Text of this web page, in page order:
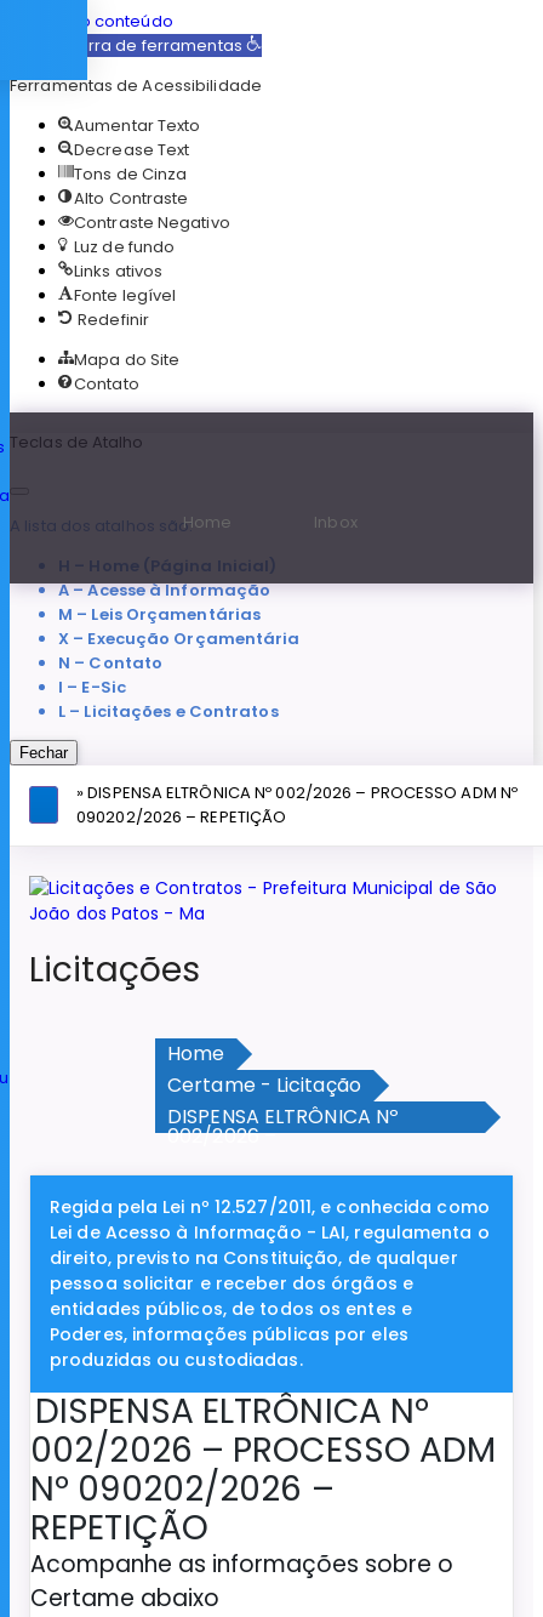
Acessar o conteúdo
Abrir a barra de ferramentas
Ferramentas de Acessibilidade
Aumentar Texto
Decrease Text
Tons de Cinza
Alto Contraste
Contraste Negativo
Luz de fundo
Links ativos
Fonte legível
Redefinir
Mapa do Site
Contato
» DISPENSA ELTRÔNICA Nº 002/2026 – PROCESSO ADM Nº
090202/2026 – REPETIÇÃO
Licitações
Home
Certame - Licitação
DISPENSA ELTRÔNICA Nº
002/2026 –
Regida pela Lei nº 12.527/2011, e conhecida como
Lei de Acesso à Informação - LAI, regulamenta o
direito, previsto na Constituição, de qualquer
pessoa solicitar e receber dos órgãos e
entidades públicos, de todos os entes e
Poderes, informações públicas por eles
produzidas ou custodiadas.
DISPENSA ELTRÔNICA Nº
002/2026 – PROCESSO ADM
Nº 090202/2026 –
REPETIÇÃO
Acompanhe as informações sobre o
Certame abaixo
Teclas de Atalho
A lista dos atalhos são:
H – Home (Página Inicial)
A – Acesse à Informação
M – Leis Orçamentárias
X – Execução Orçamentária
N – Contato
I – E-Sic
L – Licitações e Contratos
Fechar
Home Inbox